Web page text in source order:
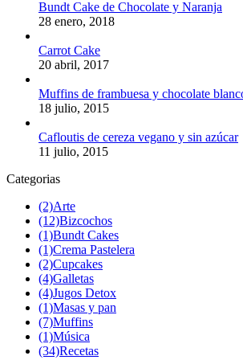
Bundt Cake de Chocolate y Naranja
28 enero, 2018
Carrot Cake
20 abril, 2017
Muffins de frambuesa y chocolate
18 julio, 2015
Cafloutis de cereza vegano y sin azúcar
11 julio, 2015
Categorias
(2)Arte
(12)Bizcochos
(1)Bundt Cakes
(1)Crema Pastelera
(2)Cupcakes
(4)Galletas
(4)Jugos Detox
(1)Masas y pan
(7)Muffins
(1)Música
(34)Recetas